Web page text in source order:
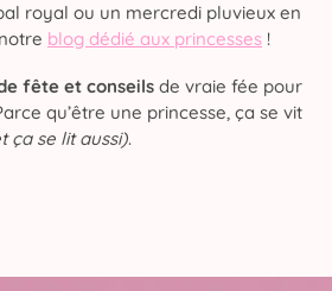
royal ou un mercredi pluvieux en
blog dédié aux princesses !
fête et conseilsde vraie fée pour
qu’être une princesse, ça se vit
ça se lit aussi).